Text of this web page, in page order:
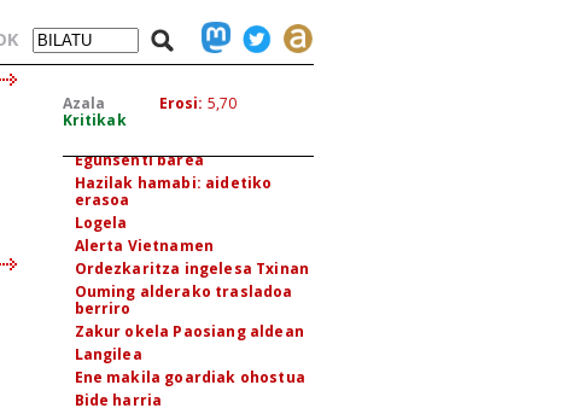
Azala
Kritikak
Erosi: 5,70
Lagun bat gogoan
Instantzia bat lagunarentzat
egiten
Arroza xehetzen
Egunsenti barea
Hazilak hamabi: aidetiko
erasoa
Logela
Alerta Vietnamen
Ordezkaritza ingelesa Txinan
Ouming alderako trasladoa
berriro
Zakur okela Paosiang aldean
Langilea
Ene makila goardiak ohostua
Bide harria